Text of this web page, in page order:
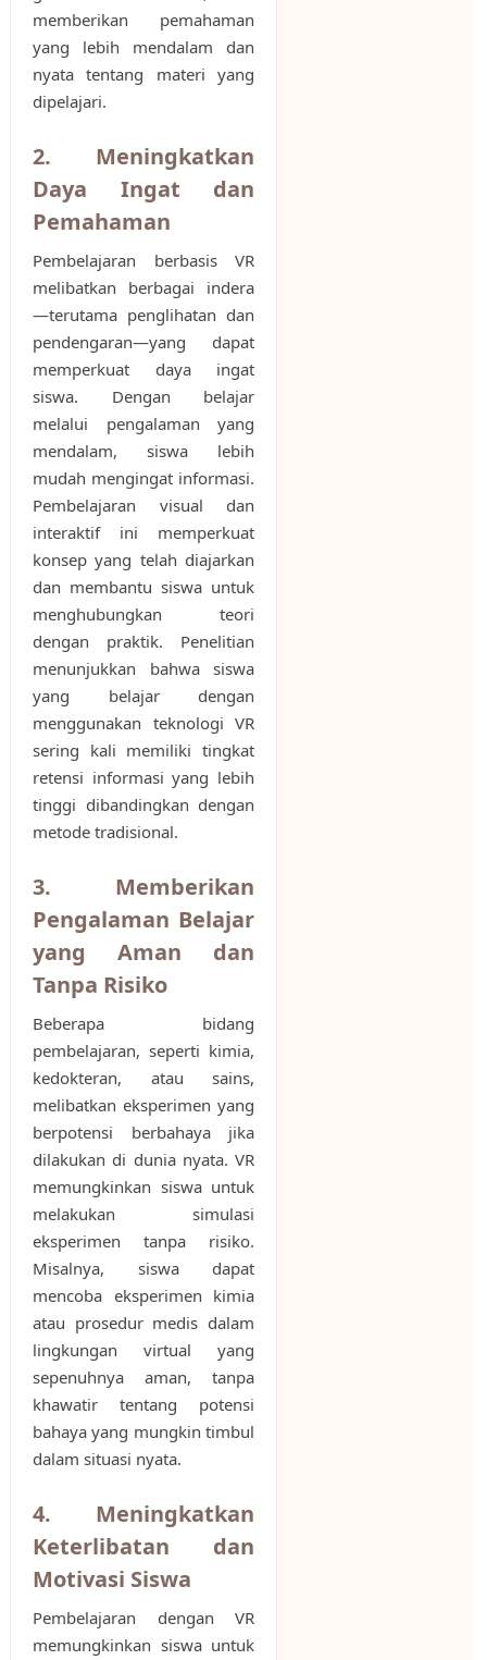
memberikan pemahaman
yang lebih mendalam dan
nyata tentang materi yang
dipelajari.
2. Meningkatkan
Daya Ingat dan
Pemahaman
Pembelajaran berbasis VR
melibatkan berbagai indera
—terutama penglihatan dan
pendengaran—yang dapat
memperkuat daya ingat
siswa. Dengan belajar
melalui pengalaman yang
mendalam, siswa lebih
mudah mengingat informasi.
Pembelajaran visual dan
interaktif ini memperkuat
konsep yang telah diajarkan
dan membantu siswa untuk
menghubungkan teori
dengan praktik. Penelitian
menunjukkan bahwa siswa
yang belajar dengan
menggunakan teknologi VR
sering kali memiliki tingkat
retensi informasi yang lebih
tinggi dibandingkan dengan
metode tradisional.
3. Memberikan
Pengalaman Belajar
yang Aman dan
Tanpa Risiko
Beberapa bidang
pembelajaran, seperti kimia,
kedokteran, atau sains,
melibatkan eksperimen yang
berpotensi berbahaya jika
dilakukan di dunia nyata. VR
memungkinkan siswa untuk
melakukan simulasi
eksperimen tanpa risiko.
Misalnya, siswa dapat
mencoba eksperimen kimia
atau prosedur medis dalam
lingkungan virtual yang
sepenuhnya aman, tanpa
khawatir tentang potensi
bahaya yang mungkin timbul
dalam situasi nyata.
4. Meningkatkan
Keterlibatan dan
Motivasi Siswa
Pembelajaran dengan VR
memungkinkan siswa untuk